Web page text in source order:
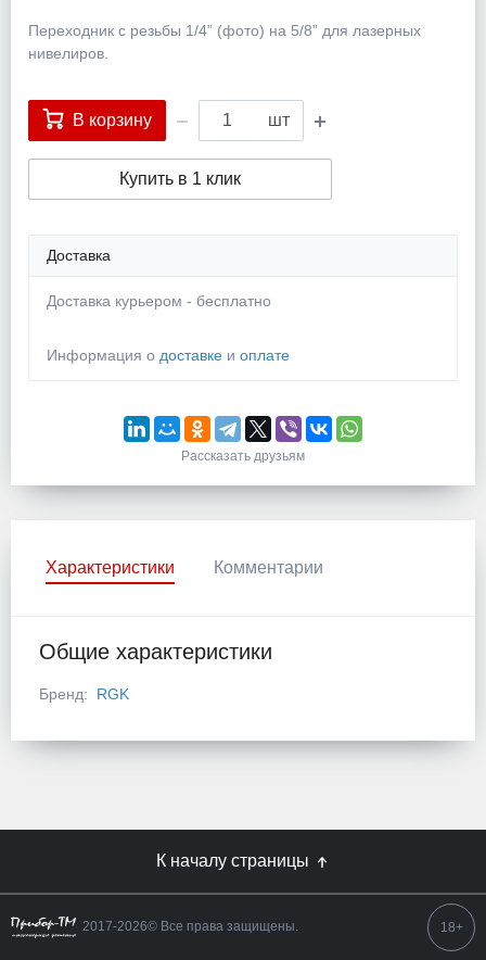
Переходник с резьбы 1/4” (фото) на 5/8” для лазерных
нивелиров.
В корзину шт
Купить в 1 клик
Доставка
Доставка курьером - бесплатно
Информация о доставке и оплате
Рассказать друзьям
Характеристики Комментарии
Общие характеристики
Бренд: RGK
К началу страницы
2017-2026© Все права защищены. 18+